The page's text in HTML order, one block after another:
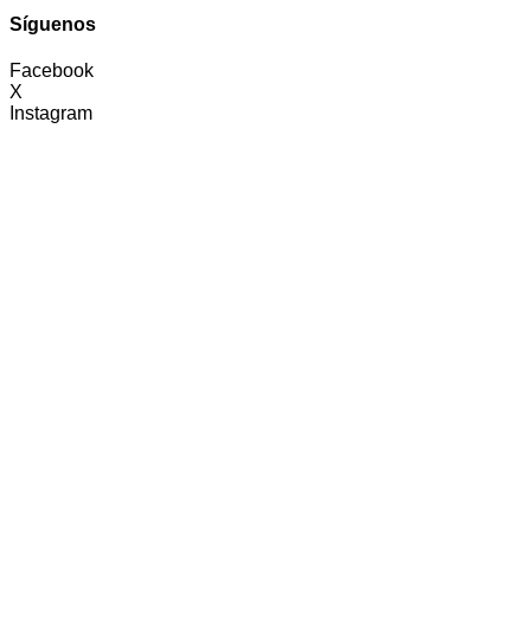
Síguenos
Facebook
X
Instagram